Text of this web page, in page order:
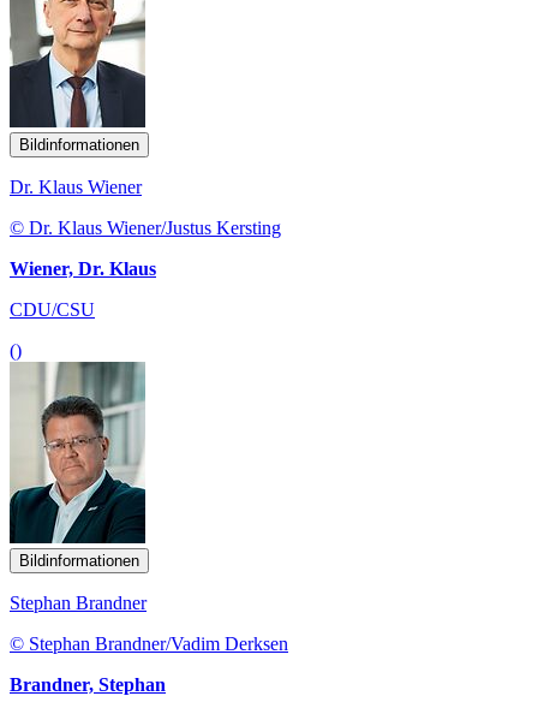
Bildinformationen
Dr. Klaus Wiener
© Dr. Klaus Wiener/Justus Kersting
Wiener, Dr. Klaus
CDU/CSU
()
Bildinformationen
Stephan Brandner
© Stephan Brandner/Vadim Derksen
Brandner, Stephan